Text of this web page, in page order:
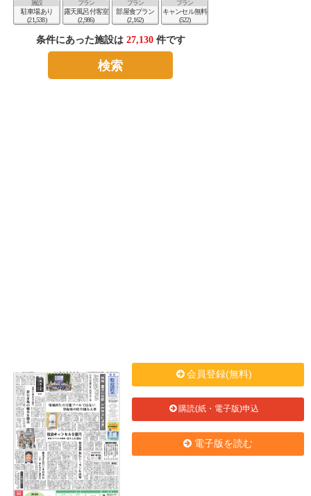
会員登録(無料)
購読(紙・電子版)申込
電子版を読む